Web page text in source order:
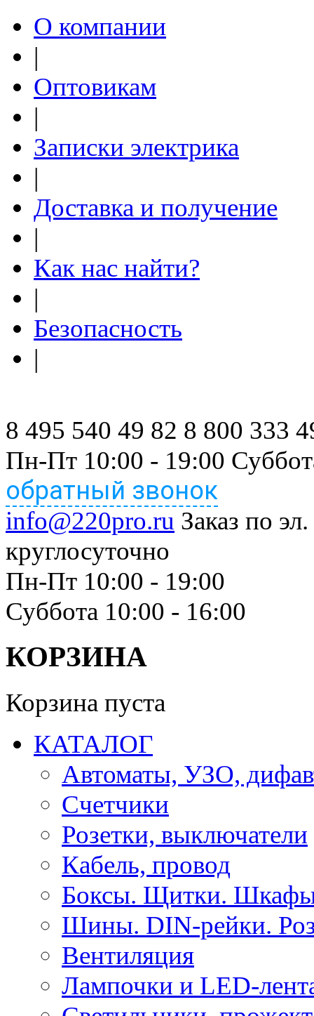
О компании
|
Оптовикам
|
Записки электрика
|
Доставка и получение
|
Как нас найти?
|
Безопасность
|
8 495 540 49 82 8 800 333
Пн-Пт 10:00 - 19:00
обратный звонок
info@220pro.ru Заказ по
круглосуточно
Пн-Пт 10:00 - 19:00
Суббота 10:00 - 16:00
КОРЗИНА
Корзина пуста
КАТАЛОГ
Автоматы, УЗО,
Счетчики
Розетки, выключатели
Кабель, провод
Боксы. Щитки.
Шины. DIN-рейки.
Вентиляция
Лампочки и LED-